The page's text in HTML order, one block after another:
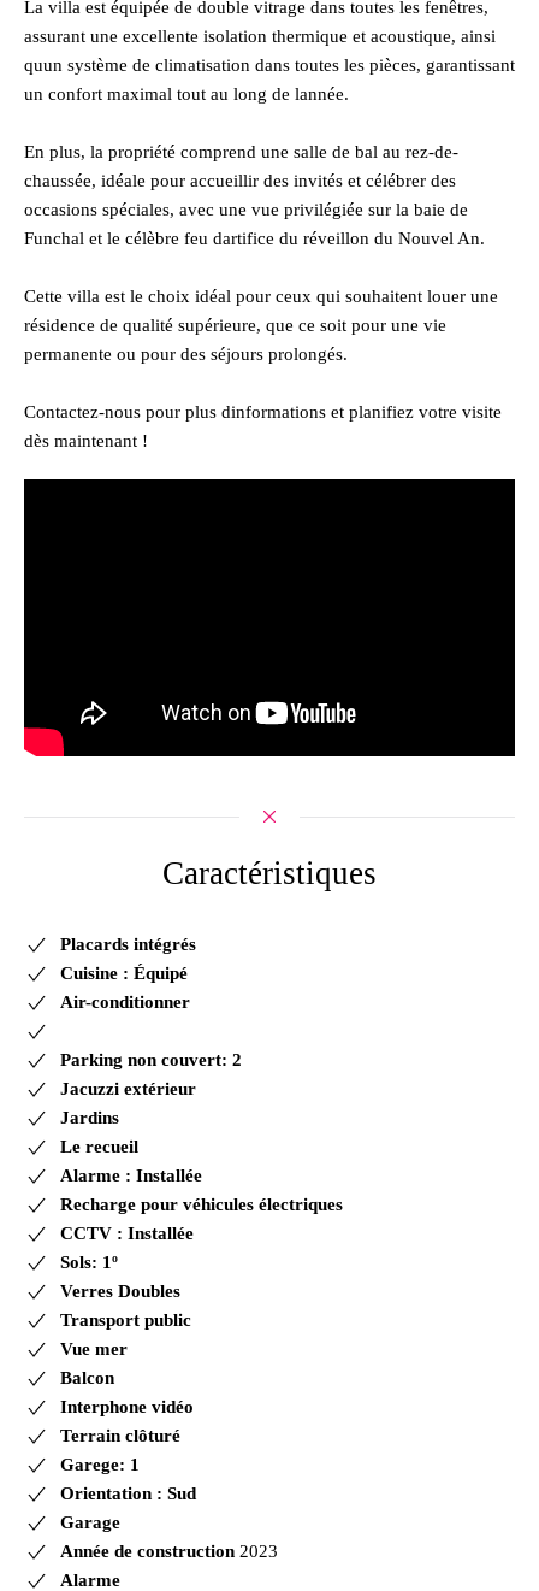
La villa est équipée de double vitrage dans toutes les fenêtres,
assurant une excellente isolation thermique et acoustique, ainsi
quun système de climatisation dans toutes les pièces, garantissant
un confort maximal tout au long de lannée.
En plus, la propriété comprend une salle de bal au rez-de-
chaussée, idéale pour accueillir des invités et célébrer des
occasions spéciales, avec une vue privilégiée sur la baie de
Funchal et le célèbre feu dartifice du réveillon du Nouvel An.
Cette villa est le choix idéal pour ceux qui souhaitent louer une
résidence de qualité supérieure, que ce soit pour une vie
permanente ou pour des séjours prolongés.
Contactez-nous pour plus dinformations et planifiez votre visite
dès maintenant !
Caractéristiques
Placards intégrés
Cuisine : Équipé
Air-conditionner
Parking non couvert: 2
Jacuzzi extérieur
Jardins
Le recueil
Alarme : Installée
Recharge pour véhicules électriques
CCTV : Installée
Sols: 1º
Verres Doubles
Transport public
Vue mer
Balcon
Interphone vidéo
Terrain clôturé
Garege: 1
Orientation : Sud
Garage
Année de construction 2023
Alarme